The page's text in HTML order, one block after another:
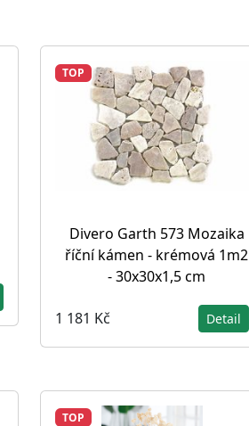
TOP
Divero Garth 573 Mozaika
říční kámen - krémová 1m2
- 30x30x1,5 cm
1 181 Kč Detail
TOP